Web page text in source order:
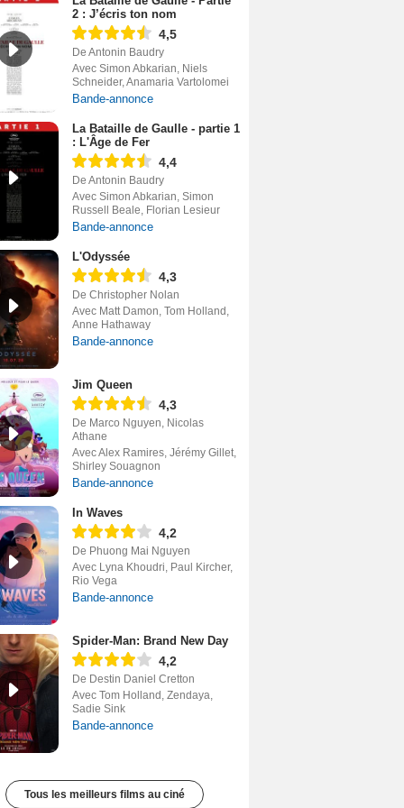
2 : J’écris ton nom
4,5
De Antonin Baudry
Avec Simon Abkarian, Niels
Schneider, Anamaria Vartolomei
Bande-annonce
La Bataille de Gaulle - partie 1
: L'Âge de Fer
4,4
De Antonin Baudry
Avec Simon Abkarian, Simon
Russell Beale, Florian Lesieur
Bande-annonce
L'Odyssée
4,3
De Christopher Nolan
Avec Matt Damon, Tom Holland,
Anne Hathaway
Bande-annonce
Jim Queen
4,3
De Marco Nguyen, Nicolas
Athane
Avec Alex Ramires, Jérémy Gillet,
Shirley Souagnon
Bande-annonce
In Waves
4,2
De Phuong Mai Nguyen
Avec Lyna Khoudri, Paul Kircher,
Rio Vega
Bande-annonce
Spider-Man: Brand New Day
4,2
De Destin Daniel Cretton
Avec Tom Holland, Zendaya,
Sadie Sink
Bande-annonce
Tous les meilleurs films au ciné